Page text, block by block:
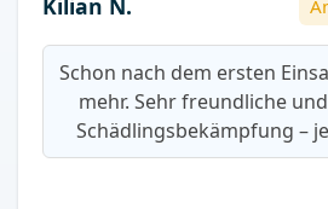
Kilian N.
Schon nach dem ersten
mehr. Sehr freundliche
Schädlingsbekämpfung –